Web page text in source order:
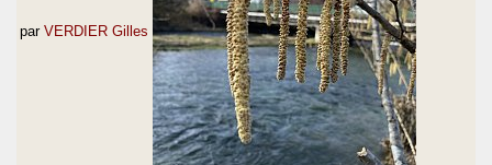
par VERDIER Gilles